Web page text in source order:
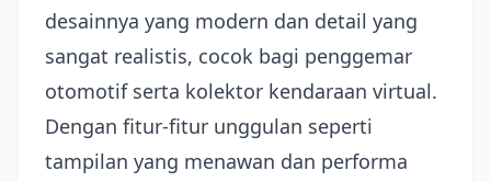
desainnya yang modern dan detail yang
sangat realistis, cocok bagi penggemar
otomotif serta kolektor kendaraan virtual.
Dengan fitur-fitur unggulan seperti
tampilan yang menawan dan performa